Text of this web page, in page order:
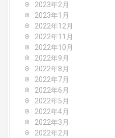
2023年2月
2023年1月
2022年12月
2022年11月
2022年10月
2022年9月
2022年8月
2022年7月
2022年6月
2022年5月
2022年4月
2022年3月
2022年2月